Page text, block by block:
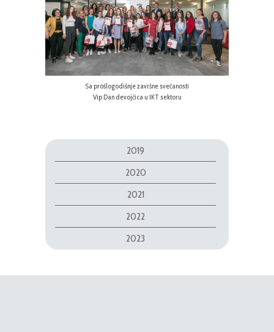
Sa prošlogodišnje završne svečanosti
Vip Dan devojčica u IKT sektoru
2019
2020
2021
2022
2023